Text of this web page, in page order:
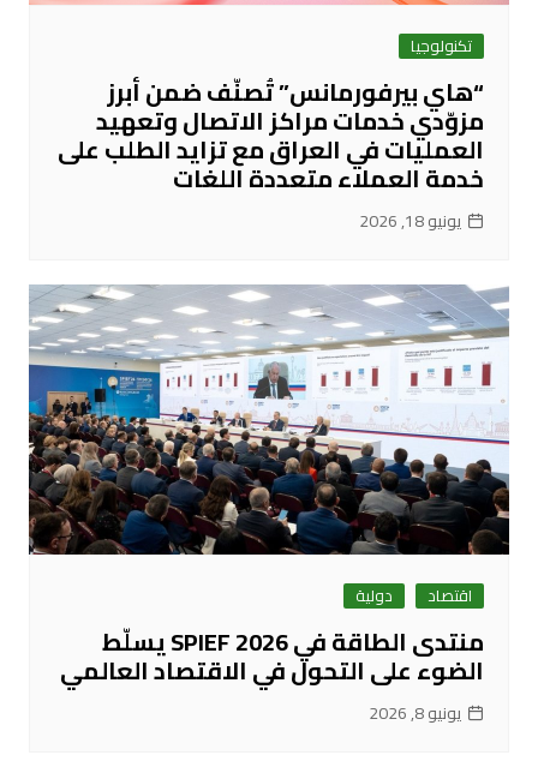
تكنولوجيا
“هاي بيرفورمانس” تُصنّف ضمن أبرز
مزوّدي خدمات مراكز الاتصال وتعهيد
العمليات في العراق مع تزايد الطلب على
خدمة العملاء متعددة اللغات
يونيو 18, 2026
اقتصاد دولية
منتدى الطاقة في SPIEF 2026 يسلّط
الضوء على التحول في الاقتصاد العالمي
يونيو 8, 2026